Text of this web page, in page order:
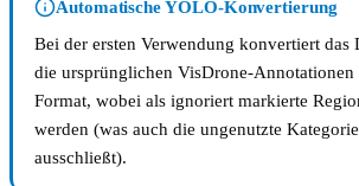
Automatische YOLO-Konvertierung
Bei der ersten Verwendung konvertiert das
die ursprünglichen VisDrone-
Format, wobei als ignoriert markierte
werden (was auch die ungenutzte
ausschließt).